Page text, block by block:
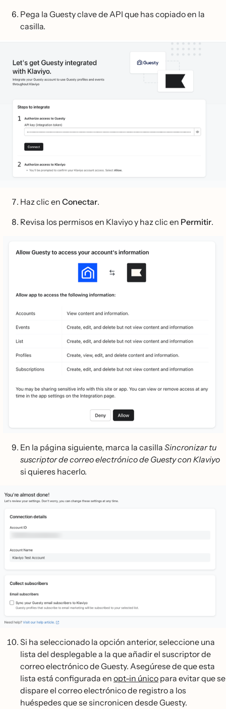
Pega la Guesty clave de API que has copiado en la
casilla.
Haz clic en Conectar.
Revisa los permisos en Klaviyo y haz clic en Permitir.
En la página siguiente, marca la casilla Sincronizar tu
suscriptor de correo electrónico de Guesty con Klaviyo
si quieres hacerlo.
Si ha seleccionado la opción anterior, seleccione una
lista del desplegable a la que añadir el suscriptor de
correo electrónico de Guesty. Asegúrese de que esta
lista está configurada en opt-in único para evitar que se
dispare el correo electrónico de registro a los
huéspedes que se sincronicen desde Guesty.